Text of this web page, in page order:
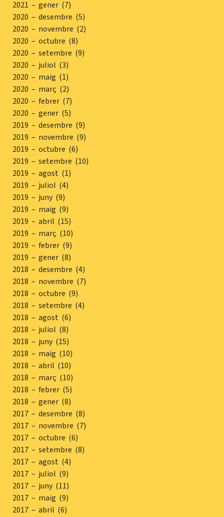
2021 – gener (7)
2020 – desembre (5)
2020 – novembre (2)
2020 – octubre (8)
2020 – setembre (9)
2020 – juliol (3)
2020 – maig (1)
2020 – març (2)
2020 – febrer (7)
2020 – gener (5)
2019 – desembre (9)
2019 – novembre (9)
2019 – octubre (6)
2019 – setembre (10)
2019 – agost (1)
2019 – juliol (4)
2019 – juny (9)
2019 – maig (9)
2019 – abril (15)
2019 – març (10)
2019 – febrer (9)
2019 – gener (8)
2018 – desembre (4)
2018 – novembre (7)
2018 – octubre (9)
2018 – setembre (4)
2018 – agost (6)
2018 – juliol (8)
2018 – juny (15)
2018 – maig (10)
2018 – abril (10)
2018 – març (10)
2018 – febrer (5)
2018 – gener (8)
2017 – desembre (8)
2017 – novembre (7)
2017 – octubre (6)
2017 – setembre (8)
2017 – agost (4)
2017 – juliol (9)
2017 – juny (11)
2017 – maig (9)
2017 – abril (6)